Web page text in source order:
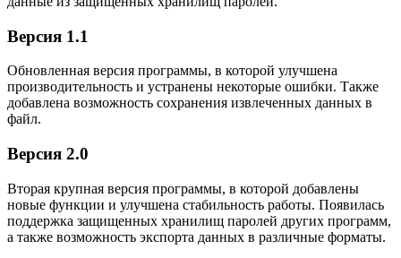
Версия 1.1
Обновленная версия программы, в которой улучшена
производительность и устранены некоторые ошибки. Также
добавлена возможность сохранения извлеченных данных в
файл.
Версия 2.0
Вторая крупная версия программы, в которой добавлены
новые функции и улучшена стабильность работы. Появилась
поддержка защищенных хранилищ паролей других программ,
а также возможность экспорта данных в различные форматы.